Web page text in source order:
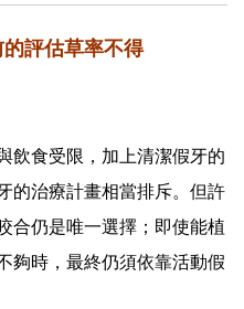
評估草率不得
食受限，加上清潔假牙的
的治療計畫相當排斥。但許
合仍是唯一選擇；即使能植
夠時，最終仍須依靠活動假